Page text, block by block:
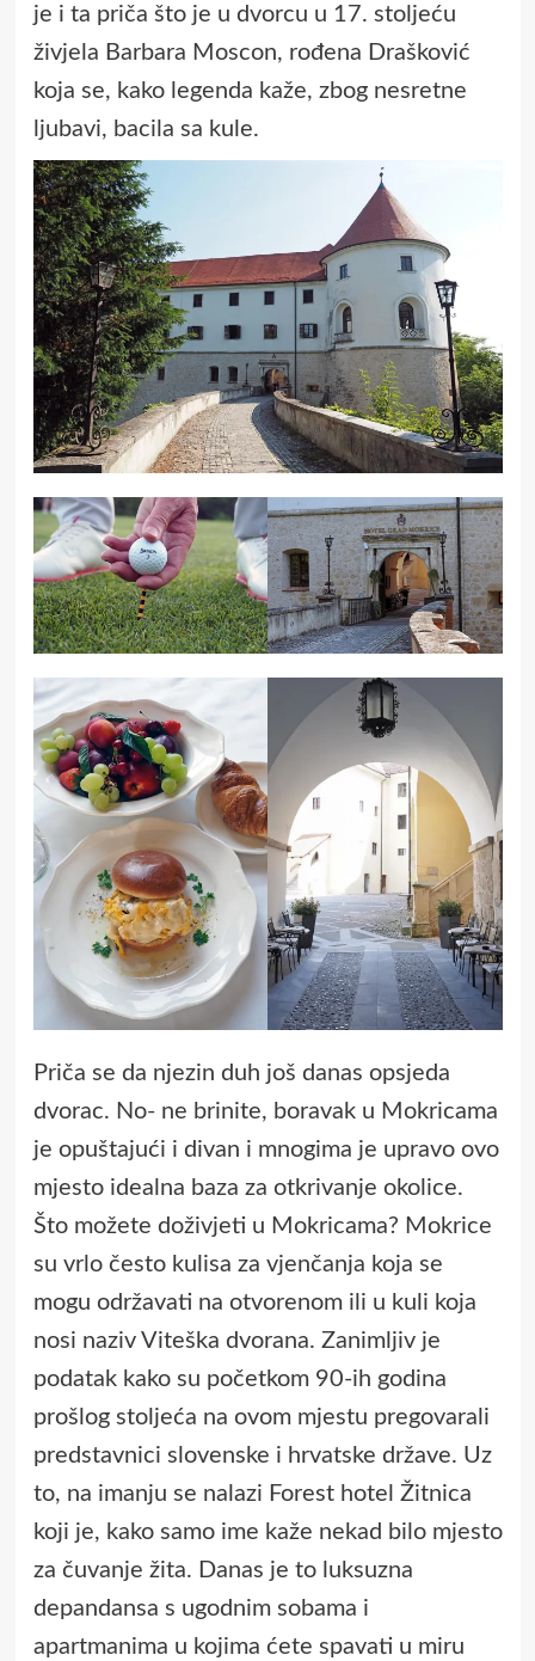
je i ta priča što je u dvorcu u 17. stoljeću
živjela Barbara Moscon, rođena Drašković
koja se, kako legenda kaže, zbog nesretne
ljubavi, bacila sa kule.
Priča se da njezin duh još danas opsjeda
dvorac. No- ne brinite, boravak u Mokricama
je opuštajući i divan i mnogima je upravo ovo
mjesto idealna baza za otkrivanje okolice.
Što možete doživjeti u Mokricama? Mokrice
su vrlo često kulisa za vjenčanja koja se
mogu održavati na otvorenom ili u kuli koja
nosi naziv Viteška dvorana. Zanimljiv je
podatak kako su početkom 90-ih godina
prošlog stoljeća na ovom mjestu pregovarali
predstavnici slovenske i hrvatske države. Uz
to, na imanju se nalazi Forest hotel Žitnica
koji je, kako samo ime kaže nekad bilo mjesto
za čuvanje žita. Danas je to luksuzna
depandansa s ugodnim sobama i
apartmanima u kojima ćete spavati u miru